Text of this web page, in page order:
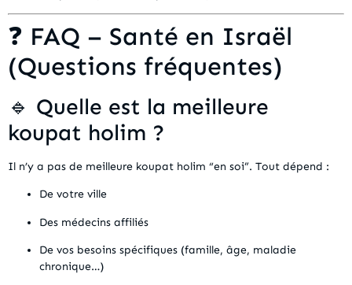
❓ FAQ – Santé en Israël
(Questions fréquentes)
🔹 Quelle est la meilleure
koupat holim ?
Il n’y a pas de meilleure koupat holim “en soi”. Tout dépend :
De votre ville
Des médecins affiliés
De vos besoins spécifiques (famille, âge, maladie
chronique…)